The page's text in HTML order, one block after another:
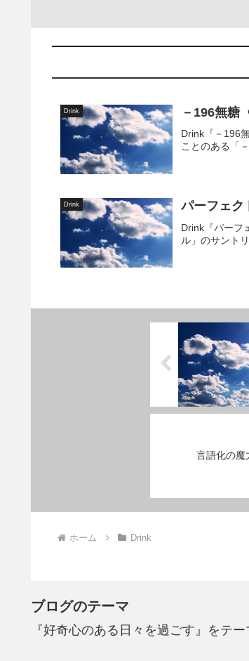
Drink －196無糖
Drink『－196
ことのある「
Drink パーフェク
Drink『パーフ
ル」のサント
言語化の魔
ホーム Drink
ブログのテーマ
『好奇心のある日々を過ごす』をテ